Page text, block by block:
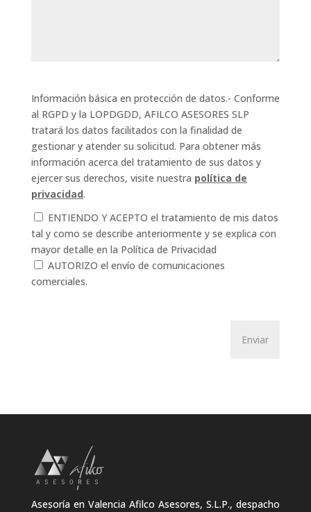
Información básica en protección de datos.- Conforme
al RGPD y la LOPDGDD, AFILCO ASESORES SLP
tratará los datos facilitados con la finalidad de
gestionar y atender su solicitud. Para obtener más
información acerca del tratamiento de sus datos y
ejercer sus derechos, visite nuestra política de
privacidad.
ENTIENDO Y ACEPTO el tratamiento de mis datos
tal y como se describe anteriormente y se explica con
mayor detalle en la Política de Privacidad
AUTORIZO el envío de comunicaciones
comerciales.
Asesoría en Valencia Afilco Asesores, S.L.P., despacho